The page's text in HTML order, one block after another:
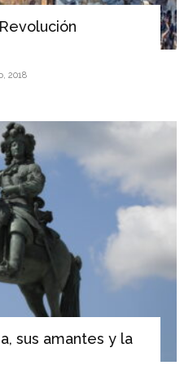
2018
sus amantes y la